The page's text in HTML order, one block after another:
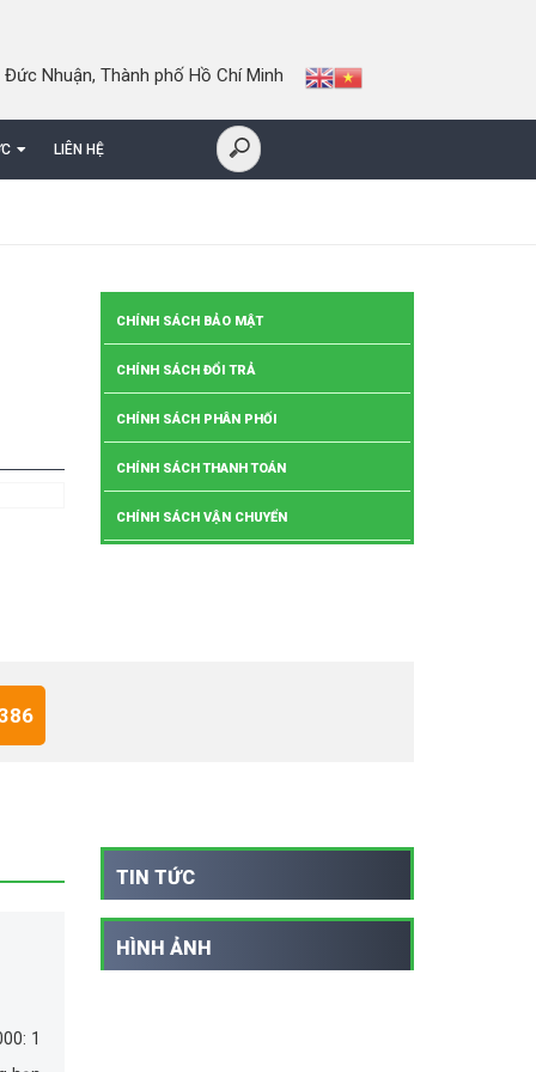
Nhuận, Thành phố Hồ Chí Minh
LIÊN HỆ
CHÍNH SÁCH BẢO MẬT
CHÍNH SÁCH ĐỔI TRẢ
CHÍNH SÁCH PHÂN PHỐI
CHÍNH SÁCH THANH TOÁN
CHÍNH SÁCH VẬN CHUYỂN
1
TIN TỨC
HÌNH ẢNH